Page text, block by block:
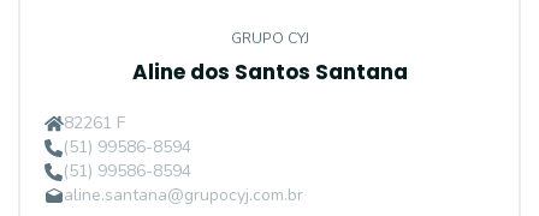
GRUPO CYJ
Aline dos Santos Santana
82261 F
(51) 99586-8594
(51) 99586-8594
aline.santana@grupocyj.com.br